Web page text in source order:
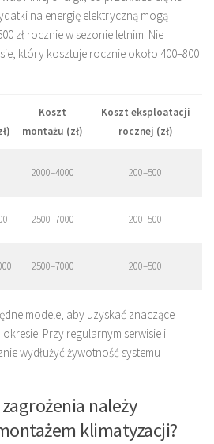
na energię elektryczną mogą
zł rocznie w sezonie letnim. Nie
który kosztuje rocznie około 400–800
Koszt
montażu (zł)
Koszt eksploatacji
rocznej (zł)
2000–4000 200–500
2500–7000 200–500
2500–7000 200–500
modele, aby uzyskać znaczące
okresie. Przy regularnym serwisie i
wydłużyć żywotność systemu
należy
klimatyzacji?